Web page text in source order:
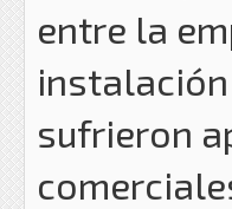
entre la
sufrieron